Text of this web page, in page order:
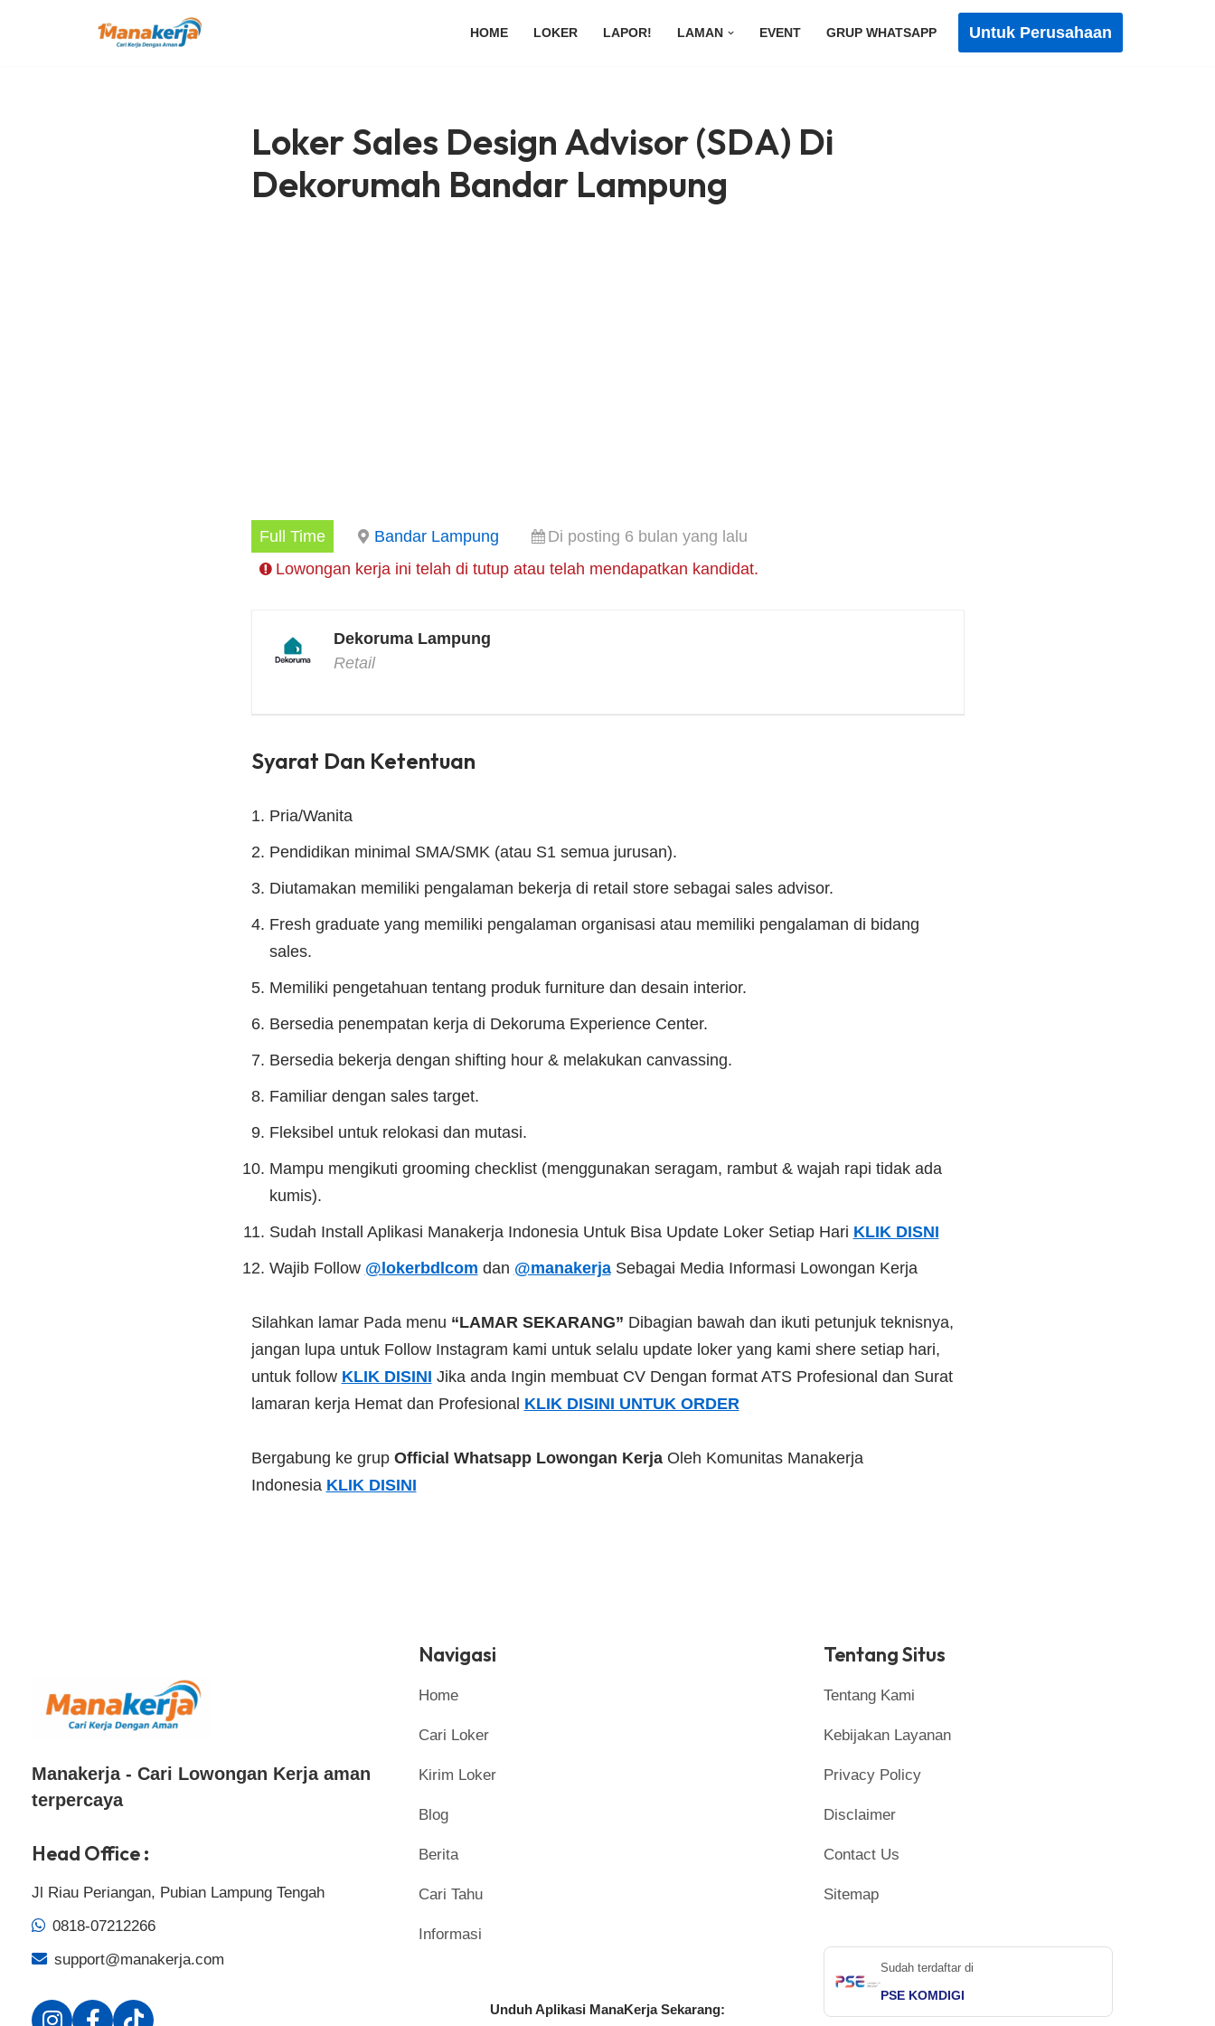
HOME LOKER LAPOR! LAMAN EVENT GRUP WHATSAPP Untuk Perusahaan
Loker Sales Design Advisor (SDA) Di
Dekorumah Bandar Lampung
Full Time Bandar Lampung
Di posting 6 bulan yang lalu
Lowongan kerja ini telah di tutup atau telah mendapatkan kandidat.
Dekoruma Lampung
Retail
Syarat Dan Ketentuan
Pria/Wanita
Pendidikan minimal SMA/SMK (atau S1 semua jurusan).
Diutamakan memiliki pengalaman bekerja di retail store sebagai sales advisor.
Fresh graduate yang memiliki pengalaman organisasi atau memiliki pengalaman di bidang
sales.
Memiliki pengetahuan tentang produk furniture dan desain interior.
Bersedia penempatan kerja di Dekoruma Experience Center.
Bersedia bekerja dengan shifting hour & melakukan canvassing.
Familiar dengan sales target.
Fleksibel untuk relokasi dan mutasi.
Mampu mengikuti grooming checklist (menggunakan seragam, rambut & wajah rapi tidak ada
kumis).
Sudah Install Aplikasi Manakerja Indonesia Untuk Bisa Update Loker Setiap Hari KLIK DISNI
Wajib Follow @lokerbdlcom dan @manakerjaSebagai Media Informasi Lowongan Kerja
Silahkan lamar Pada menu “LAMAR SEKARANG” Dibagian bawah dan ikuti petunjuk teknisnya,
jangan lupa untuk Follow Instagram kami untuk selalu update loker yang kami shere setiap hari,
untuk follow KLIK DISINI Jika anda Ingin membuat CV Dengan format ATS Profesional dan Surat
lamaran kerja Hemat dan Profesional KLIK DISINI UNTUK ORDER
Bergabung ke grup Official Whatsapp Lowongan Kerja Oleh Komunitas Manakerja
Indonesia KLIK DISINI
Manakerja - Cari Lowongan Kerja aman
terpercaya
Head Office :
Jl Riau Periangan, Pubian Lampung Tengah
0818-07212266
support@manakerja.com
Navigasi
Home
Cari Loker
Kirim Loker
Blog
Berita
Cari Tahu
Informasi
Unduh Aplikasi ManaKerja Sekarang:
Tentang Situs
Tentang Kami
Kebijakan Layanan
Privacy Policy
Disclaimer
Contact Us
Sitemap
Sudah terdaftar di
PSE KOMDIGI